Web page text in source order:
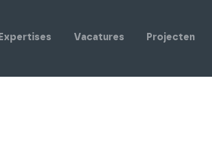
Expertises Vacatures Projecten